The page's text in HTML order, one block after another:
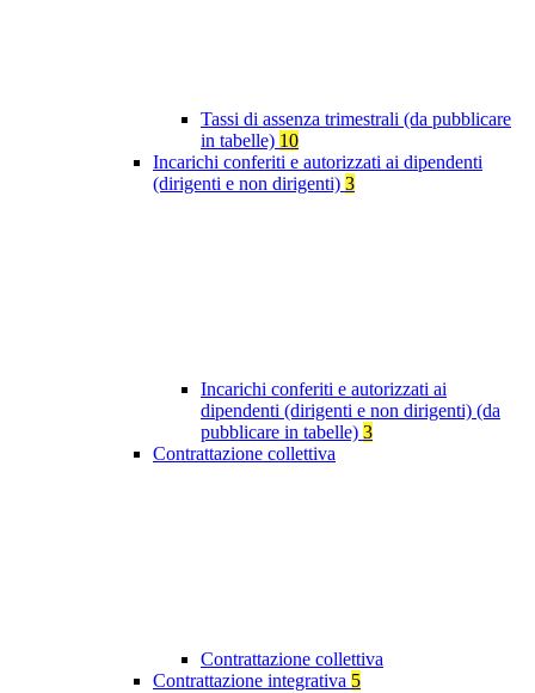
Tassi di assenza trimestrali (da pubblicare
in tabelle) 10
Incarichi conferiti e autorizzati ai dipendenti
(dirigenti e non dirigenti) 3
Incarichi conferiti e autorizzati ai
dipendenti (dirigenti e non dirigenti) (da
pubblicare in tabelle) 3
Contrattazione collettiva
Contrattazione collettiva
Contrattazione integrativa 5